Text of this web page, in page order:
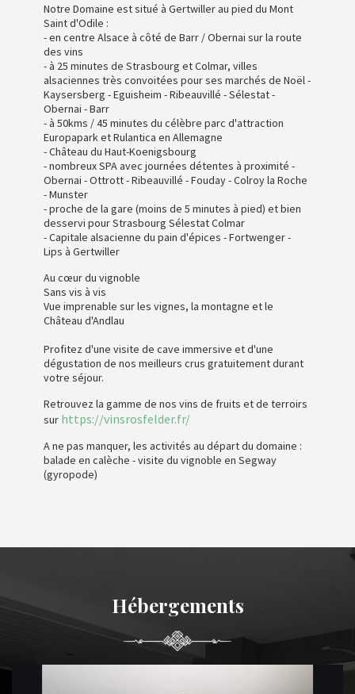
Notre Domaine est situé à Gertwiller au pied du Mont
Saint d'Odile :
- en centre Alsace à côté de Barr / Obernai sur la route
des vins
- à 25 minutes de Strasbourg et Colmar, villes
alsaciennes très convoitées pour ses marchés de Noël -
Kaysersberg - Eguisheim - Ribeauvillé - Sélestat -
Obernai - Barr
- à 50kms / 45 minutes du célèbre parc d'attraction
Europapark et Rulantica en Allemagne
- Château du Haut-Koenigsbourg
- nombreux SPA avec journées détentes à proximité -
Obernai - Ottrott - Ribeauvillé - Fouday - Colroy la Roche
- Munster
- proche de la gare (moins de 5 minutes à pied) et bien
desservi pour Strasbourg Sélestat Colmar
- Capitale alsacienne du pain d'épices - Fortwenger -
Lips à Gertwiller
Au cœur du vignoble
Sans vis à vis
Vue imprenable sur les vignes, la montagne et le
Château d'Andlau
Profitez d'une visite de cave immersive et d'une
dégustation de nos meilleurs crus gratuitement durant
votre séjour.
Retrouvez la gamme de nos vins de fruits et de terroirs
sur https://vinsrosfelder.fr/
A ne pas manquer, les activités au départ du domaine :
balade en calèche - visite du vignoble en Segway
(gyropode)
Hébergements